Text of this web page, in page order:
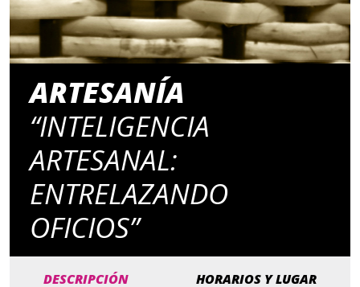
ARTESANÍA
“INTELIGENCIA
ARTESANAL:
ENTRELAZANDO
OFICIOS”
DESCRIPCIÓN HORARIOS Y LUGAR